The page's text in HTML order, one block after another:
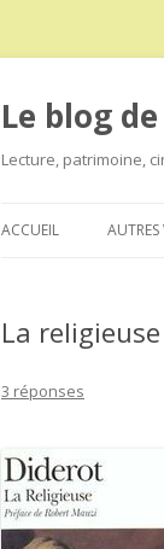
Le blog
Lecture, patrimoine,
ACCUEIL AUTRES
La
3 réponses